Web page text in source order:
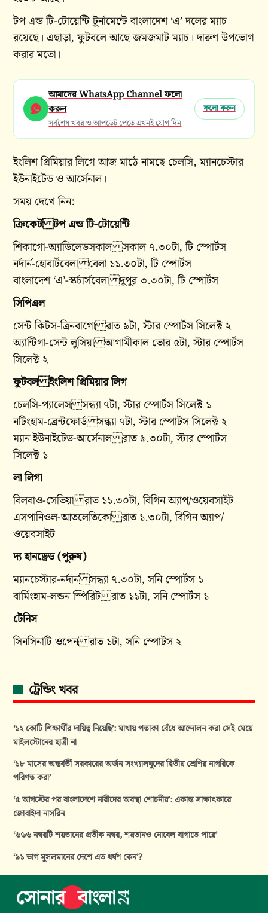
টপ এন্ড টি-টোয়েন্টি টুর্নামেন্টে বাংলাদেশ ‘এ’ দলের ম্যাচ
রয়েছে। এছাড়া, ফুটবলে আছে জমজমাট ম্যাচ। দারুণ উপভোগ
করার মতো।
আমাদের WhatsApp Channel ফলো
করুন
সর্বশেষ খবর ও আপডেট পেতে এখনই যোগ দিন
ফলো করুন
ইংলিশ প্রিমিয়ার লিগে আজ মাঠে নামছে চেলসি, ম্যানচেস্টার
ইউনাইটেড ও আর্সেনাল।
সময় দেখে নিন:
ক্রিকেট টপ এন্ড টি-টোয়েন্টি
শিকাগো-অ্যাডিলেডসকাল সকাল ৭.৩০টা, টি স্পোর্টস
নর্দার্ন-হোবার্টবেলা বেলা ১১.৩০টা, টি স্পোর্টস
বাংলাদেশ ‘এ’-স্কর্চার্সবেলা দুপুর ৩.৩০টা, টি স্পোর্টস
সিপিএল
সেন্ট কিটস-ত্রিনবাগো রাত ৯টা, স্টার স্পোর্টস সিলেক্ট ২
অ্যান্টিগা-সেন্ট লুসিয়া আগামীকাল ভোর ৫টা, স্টার স্পোর্টস
সিলেক্ট ২
ফুটবল ইংলিশ প্রিমিয়ার লিগ
চেলসি-প্যালেস সন্ধ্যা ৭টা, স্টার স্পোর্টস সিলেক্ট ১
নটিংহাম-ব্রেন্টফোর্ড সন্ধ্যা ৭টা, স্টার স্পোর্টস সিলেক্ট ২
ম্যান ইউনাইটেড-আর্সেনাল রাত ৯.৩০টা, স্টার স্পোর্টস
সিলেক্ট ১
লা লিগা
বিলবাও-সেভিয়া রাত ১১.৩০টা, বিগিন অ্যাপ/ওয়েবসাইট
এসপানিওল-আতলেতিকো রাত ১.৩০টা, বিগিন অ্যাপ/
ওয়েবসাইট
দ্য হানড্রেড (পুরুষ)
ম্যানচেস্টার-নর্দার্ন সন্ধ্যা ৭.৩০টা, সনি স্পোর্টস ১
বার্মিংহাম-লন্ডন স্পিরিট রাত ১১টা, সনি স্পোর্টস ১
টেনিস
সিনসিনাটি ওপেন রাত ১টা, সনি স্পোর্টস ২
ট্রেন্ডিং খবর
‘১২ কোটি শিক্ষার্থীর দায়িত্ব নিয়েছি’: মাথায় পতাকা বেঁধে আন্দোলন করা সেই মেয়ে
মাইলস্টোনের ছাত্রী না
‘১৮ মাসের অন্তর্বর্তী সরকারের অর্জন সংখ্যালঘুদের দ্বিতীয় শ্রেণির নাগরিকে
পরিণত করা’
‘৫ আগস্টের পর বাংলাদেশে নারীদের অবস্থা শোচনীয়’: একান্ত সাক্ষাৎকারে
জোবাইদা নাসরিন
‘৬৬৬ নম্বরটি শয়তানের প্রতীক নম্বর, শয়তানও নোবেল বাগাতে পারে’
‘৯১ ভাগ মুসলমানের দেশে এত ধর্ষণ কেন’?